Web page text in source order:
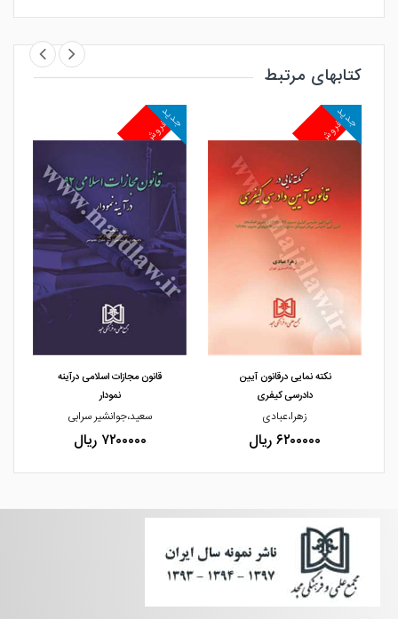
کتابهای مرتبط
مشاهده و خرید
پرفروش
جدید
نکته نمایی درقانون آیین
دادرسی کیفری
زهرا،عبادی
۶۲۰۰۰۰۰ ریال
پرفروش
جدید
قانون مجازات اسلامی درآینه
نمودار
سعید،جوانشیر سرابی
۷۲۰۰۰۰۰ ریال